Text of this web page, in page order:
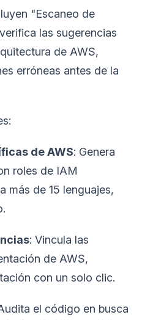
"Escaneo de
las sugerencias
de AWS,
erróneas antes de la
de AWS: Genera
roles de IAM
más de 15 lenguajes,
: Vincula las
de AWS,
con un solo clic.
el código en busca